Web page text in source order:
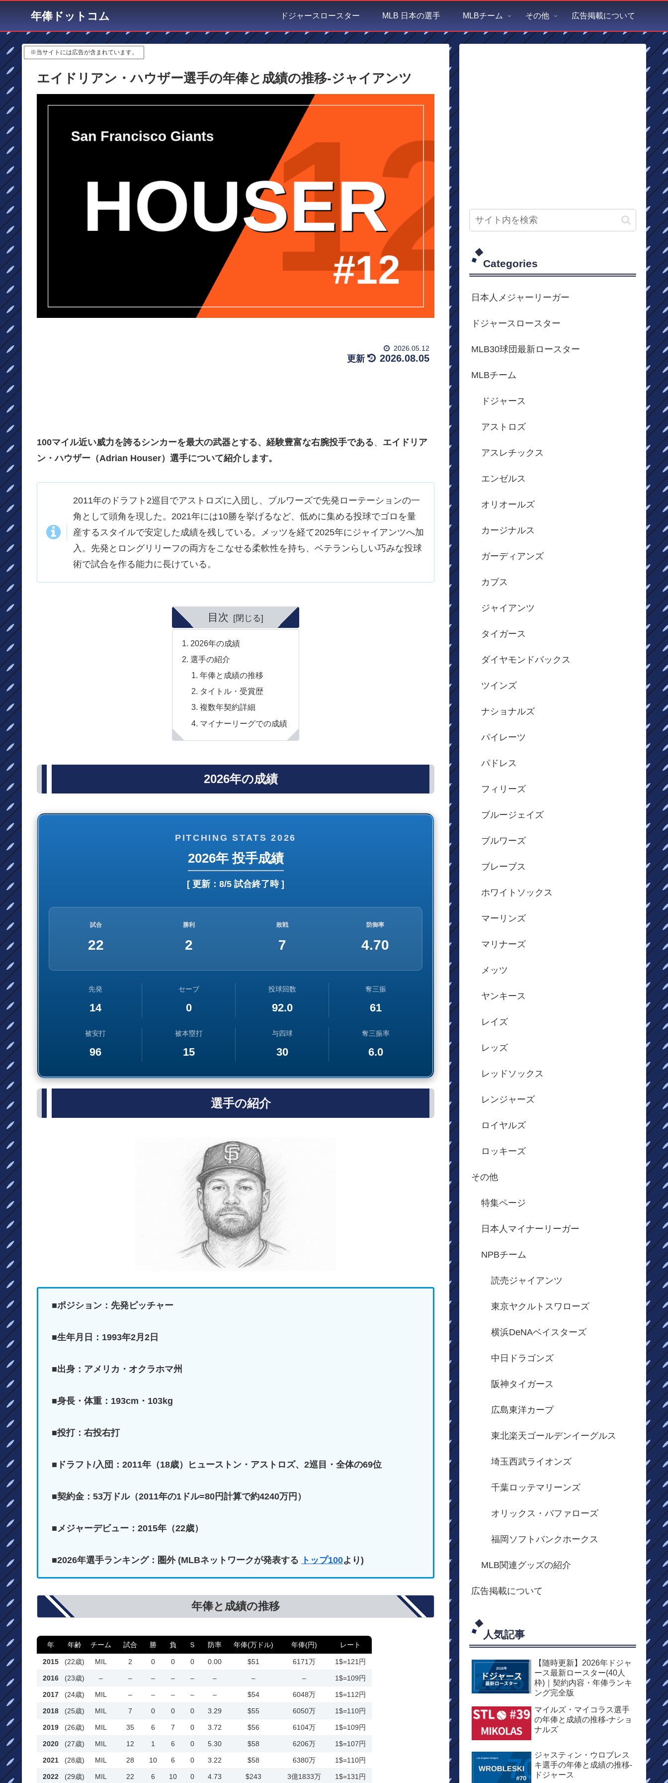
年俸ドットコム ドジャースロースター MLB 日本の選手 MLBチーム その他 広告掲載について
※当サイトには広告が含まれています。
エイドリアン・ハウザー選手の年俸と成績の推移-ジャイアンツ
2026.05.12
2026.08.05
100マイル近い威力を誇るシンカーを最大の武器とする、経験豊富な右腕投手である、 エイドリア
ン・ハウザー（Adrian Houser）選手について紹介します。
2011年のドラフト2巡目でアストロズに入団し、ブルワーズで先発ローテーションの一
角として頭角を現した。2021年には10勝を挙げるなど、低めに集める投球でゴロを量
産するスタイルで安定した成績を残している。メッツを経て2025年にジャイアンツへ加
入。先発とロングリリーフの両方をこなせる柔軟性を持ち、ベテランらしい巧みな投球
術で試合を作る能力に長けている。
目次
2026年の成績
選手の紹介
年俸と成績の推移
タイトル・受賞歴
複数年契約詳細
マイナーリーグでの成績
2026年の成績
PITCHING STATS 2026
2026年 投手成績
[ 更新： 8/5 試合終了時]
試合
22
勝利
2
敗戦
7
防御率
4.70
先発
14
セーブ
0
投球回数
92.0
奪三振
61
被安打
96
被本塁打
15
与四球
30
奪三振率
6.0
選手の紹介
■ポジション：先発ピッチャー
■生年月日：1993年2月2日
■出身：アメリカ・オクラホマ州
■身長・体重：193cm・103kg
■投打：右投右打
■ドラフト/入団：2011年（18歳）ヒューストン・アストロズ、2巡目・全体の69位
■契約金：53万ドル（2011年の1ドル=80円計算で約4240万円）
■メジャーデビュー：2015年（22歳）
■2026年選手ランキング：圏外 (MLBネットワークが発表する トップ100より)
年俸と成績の推移
年 年齢 チーム 試合 勝 負 Ｓ 防率 年俸(万ドル) 年俸(円) レート
2015 (22歳) MIL 2 0 0 0 0.00 $51 6171万 1$=121円
2016 (23歳) – – – – – – – – 1$=109円
2017 (24歳) MIL – – – – – $54 6048万 1$=112円
2018 (25歳) MIL 7 0 0 0 3.29 $55 6050万 1$=110円
2019 (26歳) MIL 35 6 7 0 3.72 $56 6104万 1$=109円
2020 (27歳) MIL 12 1 6 0 5.30 $58 6206万 1$=107円
2021 (28歳) MIL 28 10 6 0 3.22 $58 6380万 1$=110円
2022 (29歳) MIL 22 6 10 0 4.73 $243 3億1833万 1$=131円
Categories
日本人メジャーリーガー
ドジャースロースター
MLB30球団最新ロースター
MLBチーム
ドジャース
アストロズ
アスレチックス
エンゼルス
オリオールズ
カージナルス
ガーディアンズ
カブス
ジャイアンツ
タイガース
ダイヤモンドバックス
ツインズ
ナショナルズ
パイレーツ
パドレス
フィリーズ
ブルージェイズ
ブルワーズ
ブレーブス
ホワイトソックス
マーリンズ
マリナーズ
メッツ
ヤンキース
レイズ
レッズ
レッドソックス
レンジャーズ
ロイヤルズ
ロッキーズ
その他
特集ページ
日本人マイナーリーガー
NPBチーム
読売ジャイアンツ
東京ヤクルトスワローズ
横浜DeNAベイスターズ
中日ドラゴンズ
阪神タイガース
広島東洋カープ
東北楽天ゴールデンイーグルス
埼玉西武ライオンズ
千葉ロッテマリーンズ
オリックス・バファローズ
福岡ソフトバンクホークス
MLB関連グッズの紹介
広告掲載について
人気記事
【随時更新】2026年ドジャ
ース最新ロースター(40人
枠)｜契約内容・年俸ランキ
ング完全版
マイルズ・マイコラス選手
の年俸と成績の推移-ナショ
ナルズ
ジャスティン・ウロブレス
キ選手の年俸と成績の推移-
ドジャース